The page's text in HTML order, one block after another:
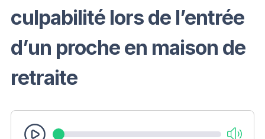
culpabilité lors de l’entrée
d’un proche en maison de
retraite